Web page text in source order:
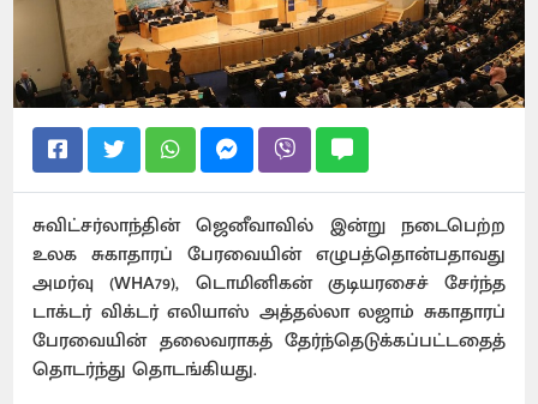
சுவிட்சர்லாந்தின் ஜெனீவாவில் இன்று நடைபெற்ற
உலக சுகாதாரப் பேரவையின் எழுபத்தொன்பதாவது
அமர்வு (WHA79), டொமினிகன் குடியரசைச் சேர்ந்த
டாக்டர் விக்டர் எலியாஸ் அத்தல்லா லஜாம் சுகாதாரப்
பேரவையின் தலைவராகத் தேர்ந்தெடுக்கப்பட்டதைத்
தொடர்ந்து தொடங்கியது.